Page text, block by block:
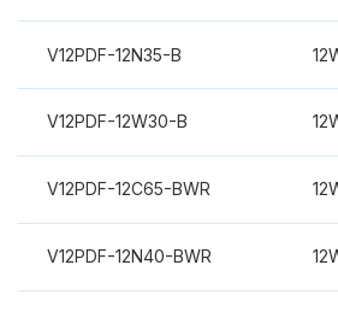
V12PDF-12N35-B
V12PDF-12W30-B
V12PDF-12C65-BWR
V12PDF-12N40-BWR